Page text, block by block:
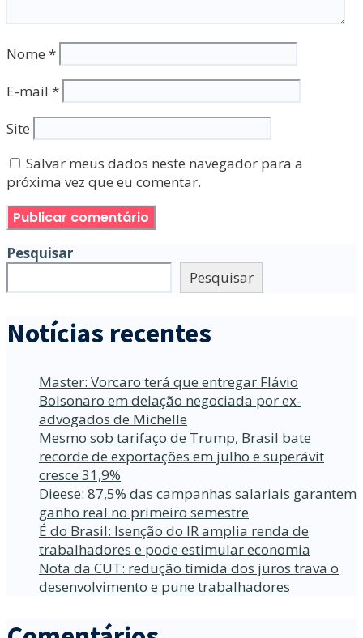
Nome *
E-mail *
Site
Salvar meus dados neste navegador para a
próxima vez que eu comentar.
Pesquisar
Pesquisar
Notícias recentes
Master: Vorcaro terá que entregar Flávio
Bolsonaro em delação negociada por ex-
advogados de Michelle
Mesmo sob tarifaço de Trump, Brasil bate
recorde de exportações em julho e superávit
cresce 31,9%
Dieese: 87,5% das campanhas salariais garantem
ganho real no primeiro semestre
É do Brasil: Isenção do IR amplia renda de
trabalhadores e pode estimular economia
Nota da CUT: redução tímida dos juros trava o
desenvolvimento e pune trabalhadores